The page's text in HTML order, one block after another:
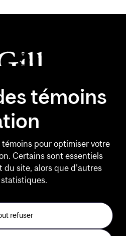
témoins
pour optimiser votre
Certains sont essentiels
site, alors que d’autres
refuser